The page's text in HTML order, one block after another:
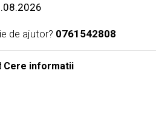
de ajutor? 0761542808
Cere informatii